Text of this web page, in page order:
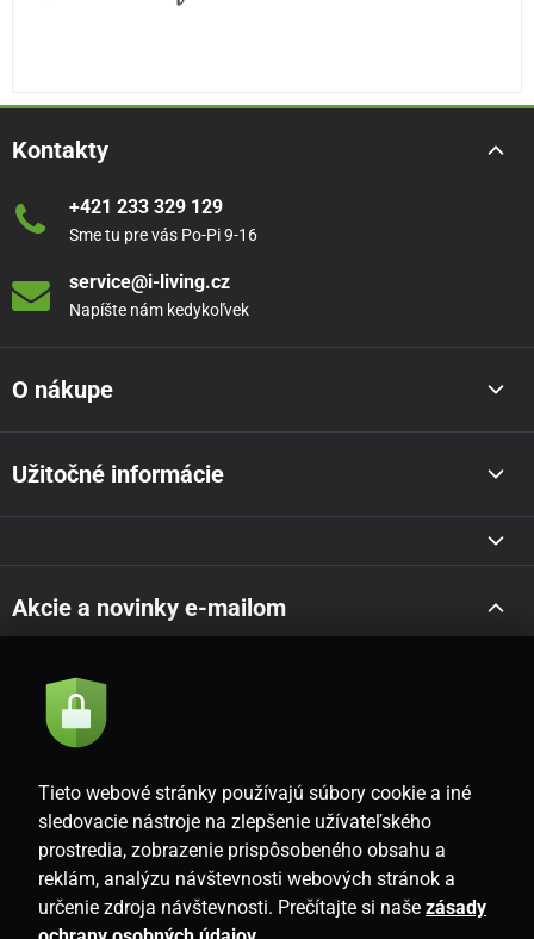
Kontakty
+421 233 329 129
Sme tu pre vás Po-Pi 9-16
service@i-living.cz
Napíšte nám kedykoľvek
O nákupe
Užitočné informácie
Akcie a novinky e-mailom
Súhlasím so
SK
Tieto webové stránky používajú súbory cookie a iné
sledovacie nástroje na zlepšenie užívateľského
prostredia, zobrazenie prispôsobeného obsahu a
reklám, analýzu návštevnosti webových stránok a
určenie zdroja návštevnosti. Prečítajte si naše zásady